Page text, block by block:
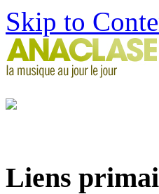
Skip to
Liens